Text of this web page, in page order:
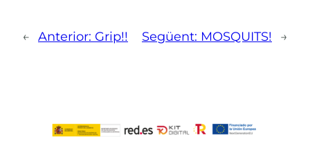
← Anterior: Grip!! Següent: MOSQUITS! →